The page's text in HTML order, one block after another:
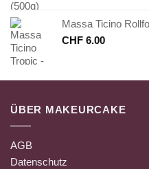
Massa Ticino
CHF 6.00
ÜBER MAKEURCAKE
AGB
Datenschutz